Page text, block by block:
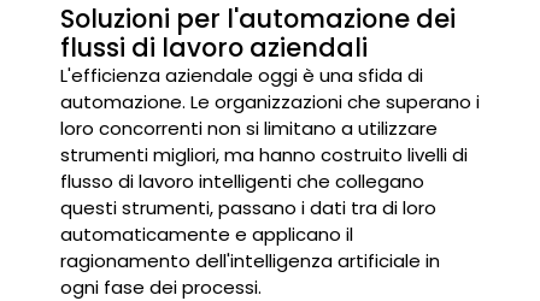
Soluzioni per l'automazione dei
flussi di lavoro aziendali
L'efficienza aziendale oggi è una sfida di
automazione. Le organizzazioni che superano i
loro concorrenti non si limitano a utilizzare
strumenti migliori, ma hanno costruito livelli di
flusso di lavoro intelligenti che collegano
questi strumenti, passano i dati tra di loro
automaticamente e applicano il
ragionamento dell'intelligenza artificiale in
ogni fase dei processi.